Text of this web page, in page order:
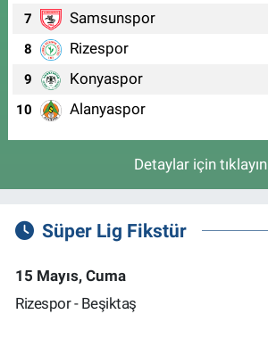
7 Samsunspor
8 Rizespor
9 Konyaspor
10 Alanyaspor
Detaylar için tıklayın
Süper Lig Fikstür
15 Mayıs, Cuma
Rizespor - Beşiktaş